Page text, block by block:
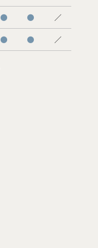
● ●
／
● ● ／